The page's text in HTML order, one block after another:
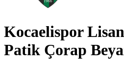
Kocaelispor
Patik Çorap